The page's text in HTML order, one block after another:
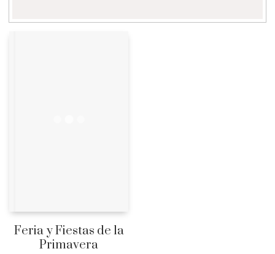
Feria y Fiestas de la
Primavera